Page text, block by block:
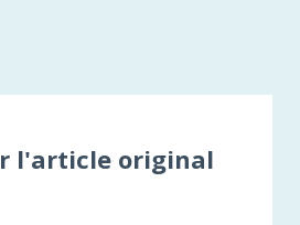
l'article original